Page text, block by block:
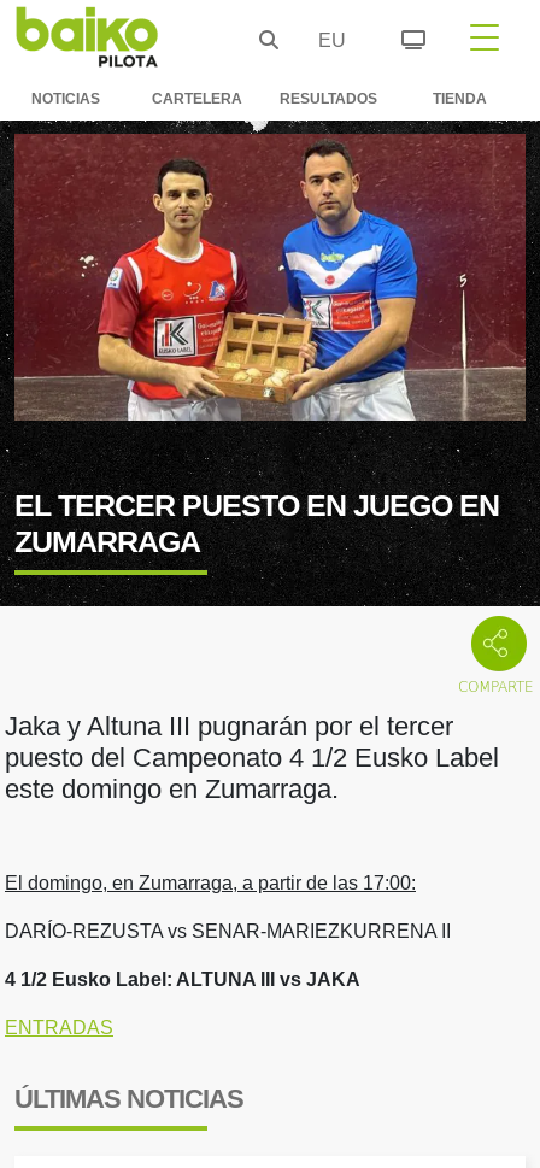
EU
NOTICIAS CARTELERA RESULTADOS TIENDA
EL TERCER PUESTO EN JUEGO EN
ZUMARRAGA
Jaka y Altuna III pugnarán por el tercer
puesto del Campeonato 4 1/2 Eusko Label
este domingo en Zumarraga.
El domingo, en Zumarraga, a partir de las 17:00:
DARÍO-REZUSTA vs SENAR-MARIEZKURRENA II
4 1/2 Eusko Label: ALTUNA III vs JAKA
ENTRADAS
ÚLTIMAS NOTICIAS